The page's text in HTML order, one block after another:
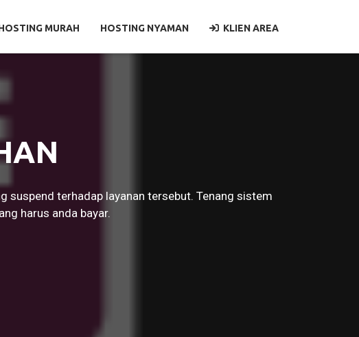
MURAH HOSTING NYAMAN KLIEN AREA
suspend terhadap layanan tersebut. Tenang sistem
harus anda bayar.